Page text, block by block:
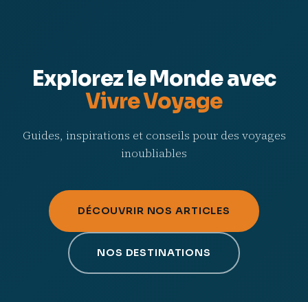
Explorez le Monde avec
Vivre Voyage
Guides, inspirations et conseils pour des voyages
inoubliables
DÉCOUVRIR NOS ARTICLES
NOS DESTINATIONS